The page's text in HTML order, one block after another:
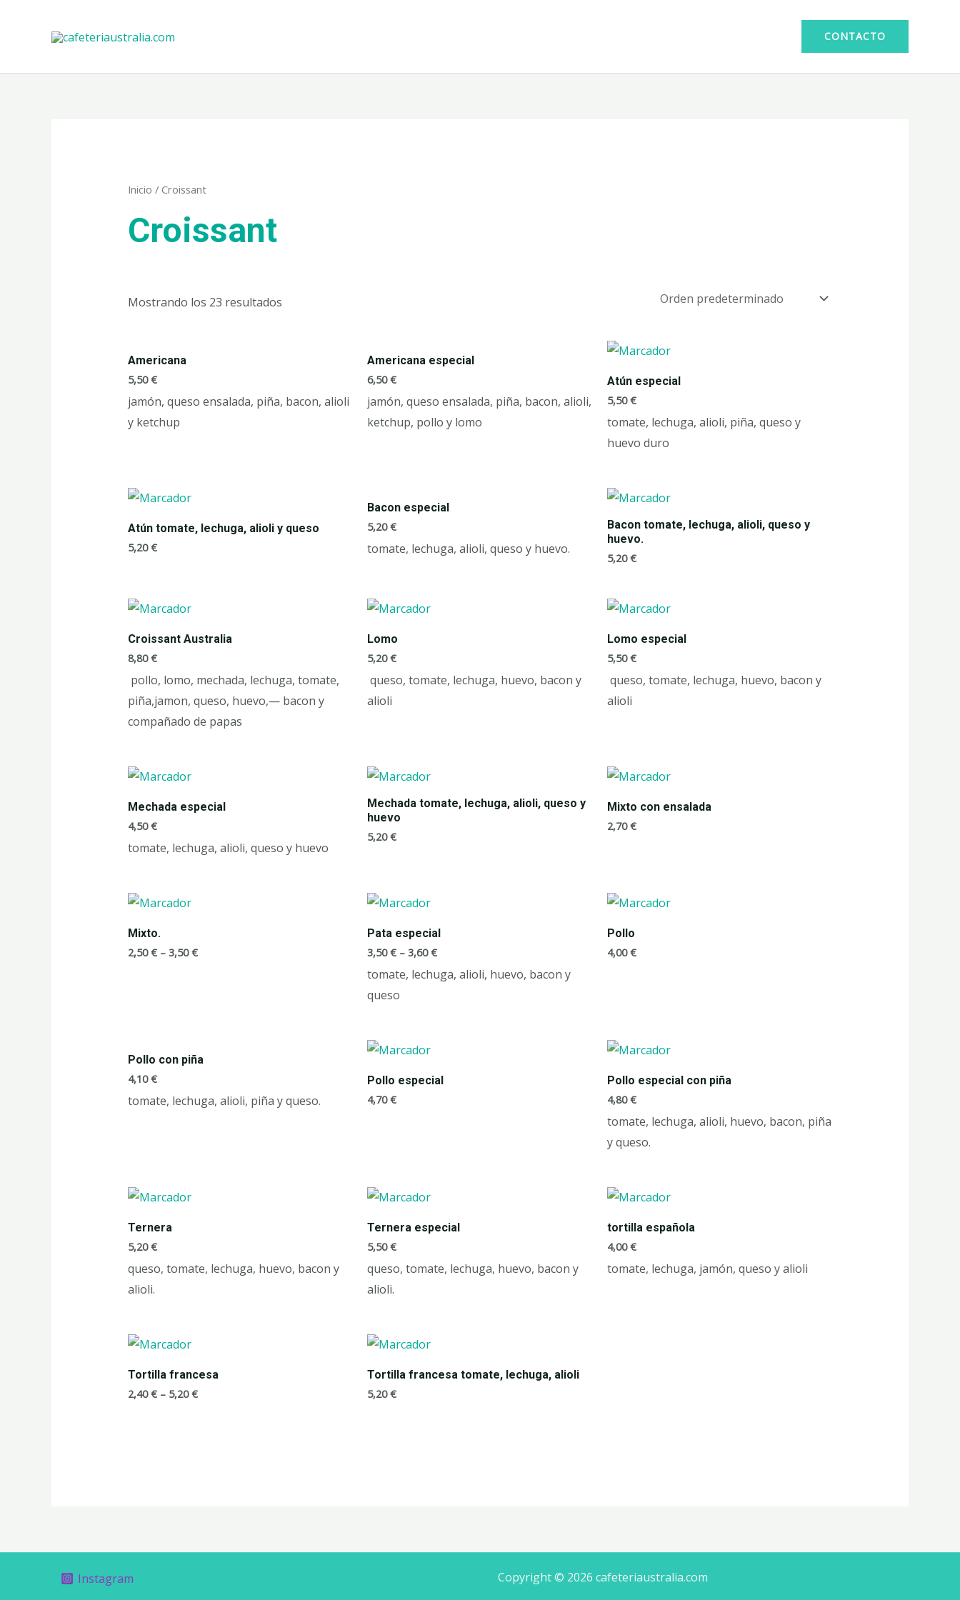
CONTACTO
Inicio / Croissant
Croissant
Mostrando los 23 resultados
Americana
5,50€
jamón, queso ensalada, piña, bacon, alioli
y ketchup
Americana especial
6,50€
jamón, queso ensalada, piña, bacon, alioli,
ketchup, pollo y lomo
Atún especial
5,50€
tomate, lechuga, alioli, piña, queso y
huevo duro
Atún tomate, lechuga, alioli y queso
5,20€
Bacon especial
5,20€
tomate, lechuga, alioli, queso y huevo.
Bacon tomate, lechuga, alioli, queso y
huevo.
5,20€
Croissant Australia
8,80€
pollo, lomo, mechada, lechuga, tomate,
piña,jamon, queso, huevo,—bacon y
compañado de papas
Lomo
5,20€
queso, tomate, lechuga, huevo, bacon y
alioli
Lomo especial
5,50€
queso, tomate, lechuga, huevo, bacon y
alioli
Mechada especial
4,50€
tomate, lechuga, alioli, queso y huevo
Mechada tomate, lechuga, alioli, queso y
huevo
5,20€
Mixto con ensalada
2,70€
Mixto.
2,50€– 3,50€
Pata especial
3,50€ –3,60€
tomate, lechuga, alioli, huevo, bacon y
queso
Pollo
4,00€
Pollo con piña
4,10€
tomate, lechuga, alioli, piña y queso.
Pollo especial
4,70€
Pollo especial con piña
4,80€
tomate, lechuga, alioli, huevo, bacon, piña
y queso.
Ternera
5,20€
queso, tomate, lechuga, huevo, bacon y
alioli.
Ternera especial
5,50€
queso, tomate, lechuga, huevo, bacon y
alioli.
tortilla española
4,00€
tomate, lechuga, jamón, queso y alioli
Tortilla francesa
2,40€– 5,20€
Tortilla francesa tomate, lechuga, alioli
5,20€
Instagram Copyright © 2026 cafeteriaustralia.com